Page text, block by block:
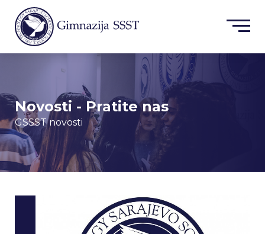
Novosti - Pratite nas
GSSST novosti